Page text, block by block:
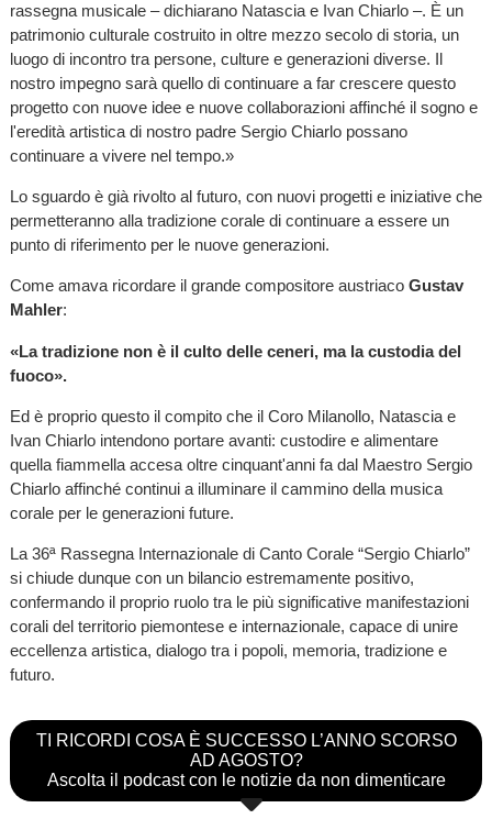
rassegna musicale – dichiarano Natascia e Ivan Chiarlo –. È un
patrimonio culturale costruito in oltre mezzo secolo di storia, un
luogo di incontro tra persone, culture e generazioni diverse. Il
nostro impegno sarà quello di continuare a far crescere questo
progetto con nuove idee e nuove collaborazioni affinché il sogno e
l'eredità artistica di nostro padre Sergio Chiarlo possano
continuare a vivere nel tempo.»
Lo sguardo è già rivolto al futuro, con nuovi progetti e iniziative che
permetteranno alla tradizione corale di continuare a essere un
punto di riferimento per le nuove generazioni.
Come amava ricordare il grande compositore austriaco Gustav
Mahler:
«La tradizione non è il culto delle ceneri, ma la custodia del
fuoco».
Ed è proprio questo il compito che il Coro Milanollo, Natascia e
Ivan Chiarlo intendono portare avanti: custodire e alimentare
quella fiammella accesa oltre cinquant'anni fa dal Maestro Sergio
Chiarlo affinché continui a illuminare il cammino della musica
corale per le generazioni future.
La 36ª Rassegna Internazionale di Canto Corale “Sergio Chiarlo”
si chiude dunque con un bilancio estremamente positivo,
confermando il proprio ruolo tra le più significative manifestazioni
corali del territorio piemontese e internazionale, capace di unire
eccellenza artistica, dialogo tra i popoli, memoria, tradizione e
futuro.
TI RICORDI COSA È SUCCESSO L’ANNO SCORSO
AD AGOSTO?
Ascolta il podcast con le notizie da non dimenticare